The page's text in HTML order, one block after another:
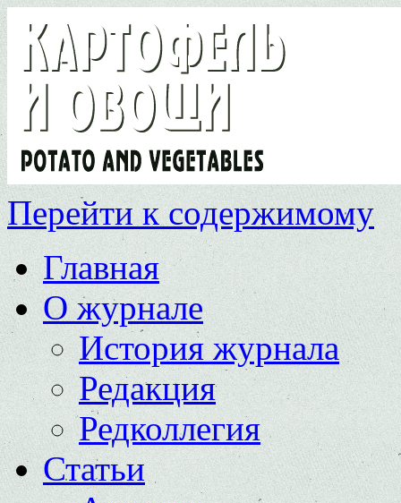
Перейти к содержимому
Главная
О журнале
История журнала
Редакция
Редколлегия
Статьи